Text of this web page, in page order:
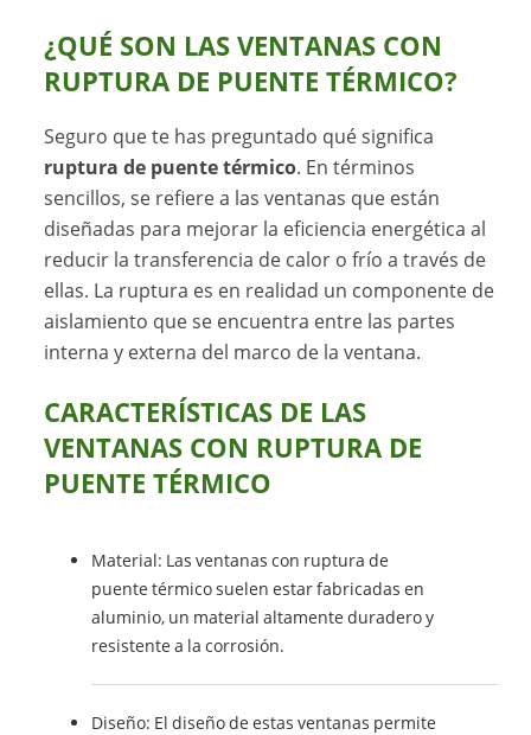
¿QUÉ SON LAS VENTANAS CON
RUPTURA DE PUENTE TÉRMICO?
Seguro que te has preguntado qué significa
ruptura de puente térmico. En términos
sencillos, se refiere a las ventanas que están
diseñadas para mejorar la eficiencia energética al
reducir la transferencia de calor o frío a través de
ellas. La ruptura es en realidad un componente de
aislamiento que se encuentra entre las partes
interna y externa del marco de la ventana.
CARACTERÍSTICAS DE LAS
VENTANAS CON RUPTURA DE
PUENTE TÉRMICO
Material: Las ventanas con ruptura de
puente térmico suelen estar fabricadas en
aluminio, un material altamente duradero y
resistente a la corrosión.
Diseño: El diseño de estas ventanas permite